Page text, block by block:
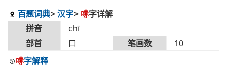
百题词典 汉字 哧字详解
拼音
chī
部首
口 笔画数
10
哧字解释